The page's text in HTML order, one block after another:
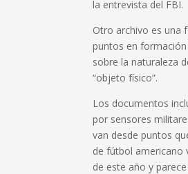
la entrevista del FBI.
Otro archivo es una
puntos en
sobre la naturaleza
“objeto físico”.
Los documentos
por sensores
van desde puntos
de fútbol americano
de este año y